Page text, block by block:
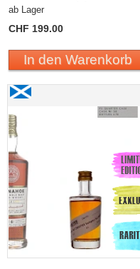
ab Lager
CHF 199.00
In den Warenkorb